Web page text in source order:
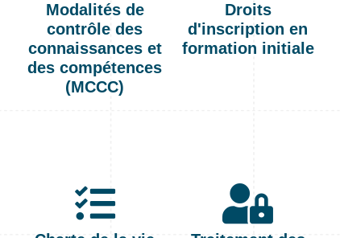
Modalités de
contrôle des
connaissances et
des compétences
(MCCC)
Droits
d'inscription en
formation initiale